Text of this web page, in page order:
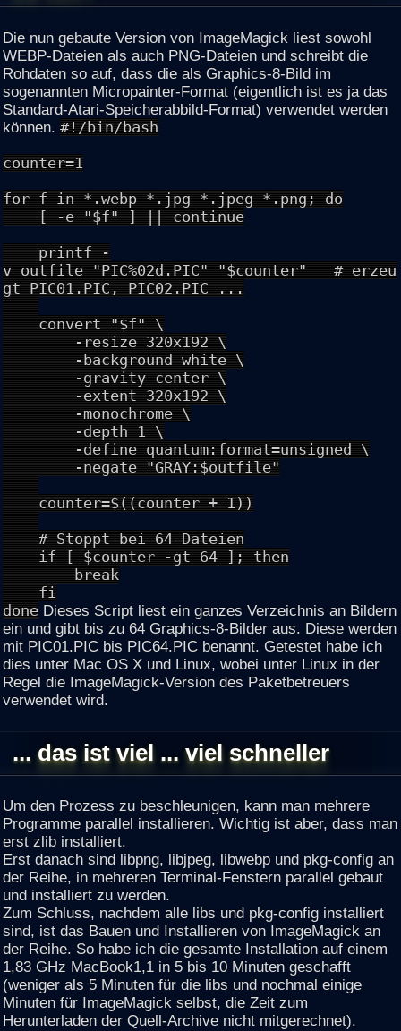
Die nun gebaute Version von ImageMagick liest sowohl
WEBP-Dateien als auch PNG-Dateien und schreibt die
Rohdaten so auf, dass die als Graphics-8-Bild im
sogenannten Micropainter-Format (eigentlich ist es ja das
Standard-Atari-Speicherabbild-Format) verwendet werden
können. #!/bin/bash
counter=1
for f in *.webp *.jpg *.jpeg *.png; do
[ -e "$f" ] || continue
printf -
v outfile "PIC%02d.PIC" "$counter" # erzeu
gt PIC01.PIC, PIC02.PIC ...
convert "$f" \
-resize 320x192 \
-background white \
-gravity center \
-extent 320x192 \
-monochrome \
-depth 1 \
-define quantum:format=unsigned \
-negate "GRAY:$outfile"
counter=$((counter + 1))
# Stoppt bei 64 Dateien
if [ $counter -gt 64 ]; then
break
fi
done Dieses Script liest ein ganzes Verzeichnis an Bildern
ein und gibt bis zu 64 Graphics-8-Bilder aus. Diese werden
mit PIC01.PIC bis PIC64.PIC benannt. Getestet habe ich
dies unter Mac OS X und Linux, wobei unter Linux in der
Regel die ImageMagick-Version des Paketbetreuers
verwendet wird.
... das ist viel ... viel schneller
Um den Prozess zu beschleunigen, kann man mehrere
Programme parallel installieren. Wichtig ist aber, dass man
erst zlib installiert.
Erst danach sind libpng, libjpeg, libwebp und pkg-config an
der Reihe, in mehreren Terminal-Fenstern parallel gebaut
und installiert zu werden.
Zum Schluss, nachdem alle libs und pkg-config installiert
sind, ist das Bauen und Installieren von ImageMagick an
der Reihe. So habe ich die gesamte Installation auf einem
1,83 GHz MacBook1,1 in 5 bis 10 Minuten geschafft
(weniger als 5 Minuten für die libs und nochmal einige
Minuten für ImageMagick selbst, die Zeit zum
Herunterladen der Quell-Archive nicht mitgerechnet).